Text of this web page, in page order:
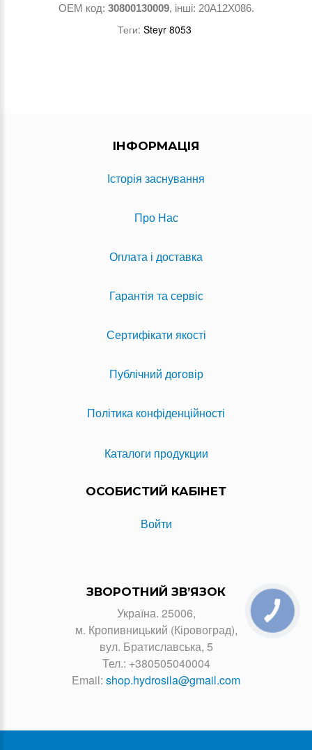
ОЕМ код: 30800130009, інші: 20A12X086.
Теги: Steyr 8053
ІНФОРМАЦІЯ
Історія заснування
Про Нас
Оплата і доставка
Гарантія та сервіс
Сертифікати якості
Публічний договір
Політика конфіденційності
Каталоги продукции
ОСОБИСТИЙ КАБІНЕТ
Войти
ЗВОРОТНИЙ ЗВ’ЯЗОК
Україна. 25006,
м. Кропивницький (Кіровоград),
вул. Братиславська, 5
Тел.: +380505040004
Email: shop.hydrosila@gmail.com
КНОПКА
ЗВ'ЯЗКУ